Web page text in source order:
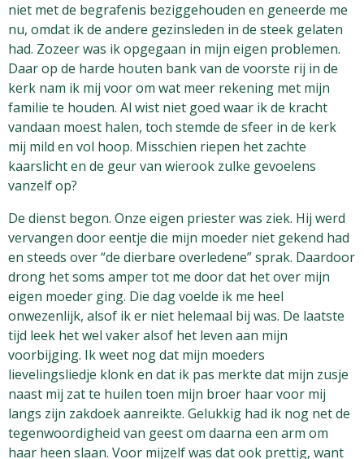
niet met de begrafenis beziggehouden en geneerde me
nu, omdat ik de andere gezinsleden in de steek gelaten
had. Zozeer was ik opgegaan in mijn eigen problemen.
Daar op de harde houten bank van de voorste rij in de
kerk nam ik mij voor om wat meer rekening met mijn
familie te houden. Al wist niet goed waar ik de kracht
vandaan moest halen, toch stemde de sfeer in de kerk
mij mild en vol hoop. Misschien riepen het zachte
kaarslicht en de geur van wierook zulke gevoelens
vanzelf op?
De dienst begon. Onze eigen priester was ziek. Hij werd
vervangen door eentje die mijn moeder niet gekend had
en steeds over “de dierbare overledene” sprak. Daardoor
drong het soms amper tot me door dat het over mijn
eigen moeder ging. Die dag voelde ik me heel
onwezenlijk, alsof ik er niet helemaal bij was. De laatste
tijd leek het wel vaker alsof het leven aan mijn
voorbijging. Ik weet nog dat mijn moeders
lievelingsliedje klonk en dat ik pas merkte dat mijn zusje
naast mij zat te huilen toen mijn broer haar voor mij
langs zijn zakdoek aanreikte. Gelukkig had ik nog net de
tegenwoordigheid van geest om daarna een arm om
haar heen slaan. Voor mijzelf was dat ook prettig, want